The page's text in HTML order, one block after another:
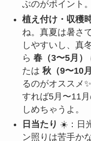
ぶのがポイント。
植え付け・収穫
ね。真夏は暑さ
しやすいし、真
ら 春（3〜5月）
たは 秋（9〜10月
るのがオススメ
すれば5月〜11
しめちゃうよ。
日当たり ☀️：日
ン照りは苦手か